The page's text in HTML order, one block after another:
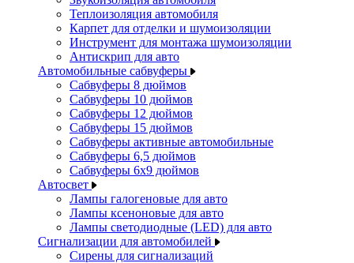
Теплоизоляция автомобиля
Карпет для отделки и шумоизоляции
Инструмент для монтажа шумоизоляции
Антискрип для авто
Автомобильные сабвуферы
Сабвуферы 8 дюймов
Сабвуферы 10 дюймов
Сабвуферы 12 дюймов
Сабвуферы 15 дюймов
Сабвуферы активные автомобильные
Сабвуферы 6,5 дюймов
Сабвуферы 6x9 дюймов
Автосвет
Лампы галогеновые для авто
Лампы ксеноновые для авто
Лампы светодиодные (LED) для авто
Сигнализации для автомобилей
Сирены для сигнализаций